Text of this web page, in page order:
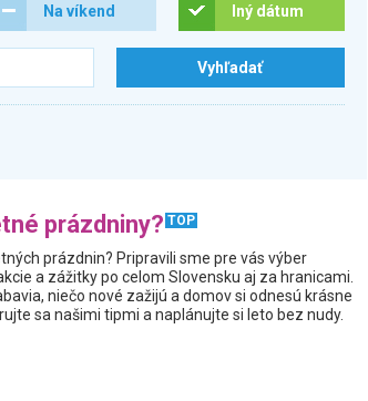
Na víkend Iný dátum
prázdniny? TOP
prázdnin? Pripravili sme pre vás výber
a zážitky po celom Slovensku aj za hranicami.
niečo nové zažijú a domov si odnesú krásne
sa našimi tipmi a naplánujte si leto bez nudy.